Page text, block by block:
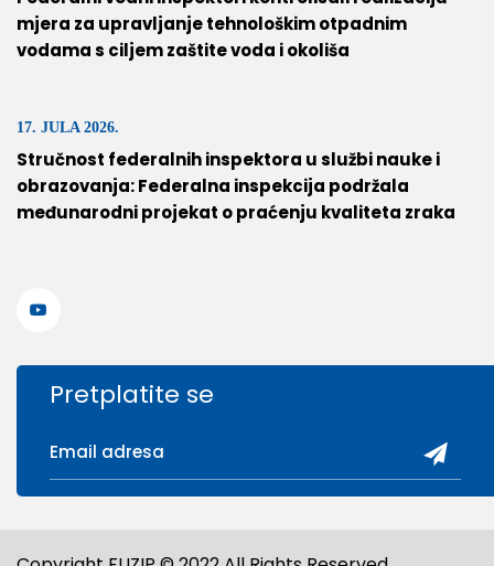
mjera za upravljanje tehnološkim otpadnim
vodama s ciljem zaštite voda i okoliša
17. JULA 2026.
Stručnost federalnih inspektora u službi nauke i
obrazovanja: Federalna inspekcija podržala
međunarodni projekat o praćenju kvaliteta zraka
Pretplatite se